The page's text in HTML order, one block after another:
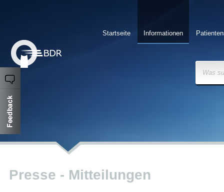
Informationen
Startseite
Was
Presse - Mitteilungen